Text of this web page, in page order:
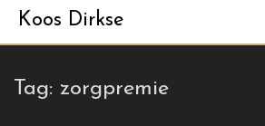
Koos Dirkse
Tag: zorgpremie